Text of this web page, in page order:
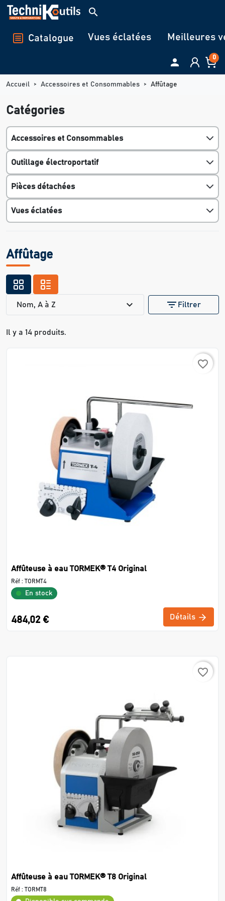
Panneau de gestion des cookies
search
Catalogue Vues éclatées Meilleures
 0
Accueil Accessoires et Consommables Affûtage
Catégories
Accessoires et Consommables
Outillage électroportatif
Pièces détachées
Vues éclatées
Affûtage
Il y a 14 produits.
Nom, A à Z expand_more filter_list Filtrer
favorite_border
Affûteuse à eau TORMEK® T4 Original
Réf :TORMT4
En stock
484,02 € Détails
favorite_border
Affûteuse à eau TORMEK® T8 Original
Réf :TORMT8